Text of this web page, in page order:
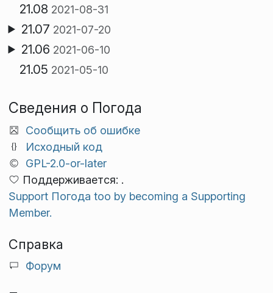
21.08 2021-08-31
21.07 2021-07-20
21.06 2021-06-10
21.05 2021-05-10
Сведения о Погода
Сообщить об ошибке
Исходный код
GPL-2.0-or-later
Поддерживается: .
Support Погода too by becoming a Supporting
Member.
Справка
Форум